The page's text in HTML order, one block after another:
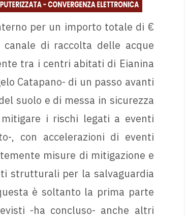
per un importo totale di €
canale di raccolta delle acque
tra i centri abitati di Eianina
Catapano- di un passo avanti
suolo e di messa in sicurezza
i rischi legati a eventi
, con accelerazioni di eventi
misure di mitigazione e
strutturali per la salvaguardia
è soltanto la prima parte
-ha concluso- anche altri